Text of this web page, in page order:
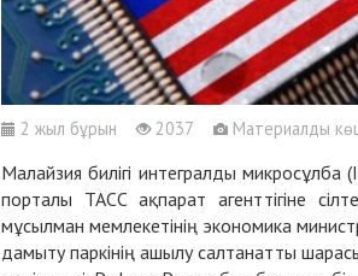
2 жыл бұрын 2037 Материалды
Малайзия билігі интегралды
порталы ТАСС ақпарат агенттігіне
мұсылман мемлекетінің экономика
дамыту паркінің ашылу салтанатты